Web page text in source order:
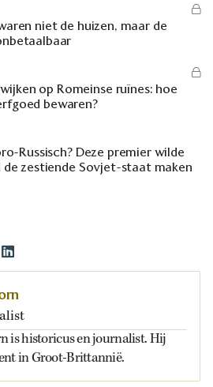
niet de huizen, maar de
op Romeinse ruïnes: hoe
bewaren?
Russisch? Deze premier wilde
de zestiende Sovjet-staat maken
is historicus en journalist. Hij
in Groot-Brittannië.